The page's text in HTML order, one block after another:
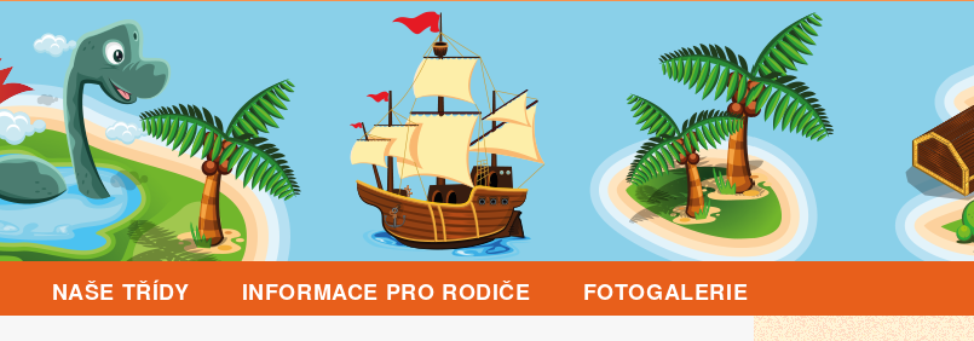
NAŠE TŘÍDY INFORMACE PRO RODIČE FOTOGALERIE